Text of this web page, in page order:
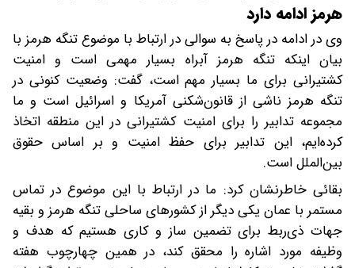
هرمز ادامه دارد
وی در ادامه در پاسخ به سوالی در ارتباط با موضوع تنگه هرمز با
بیان اینکه تنگه هرمز آبراه بسیار مهمی است و امنیت
کشتیرانی برای ما بسیار مهم است، گفت: وضعیت کنونی در
تنگه هرمز ناشی از قانون‌شکنی آمریکا و اسرائیل است و ما
مجموعه تدابیر را برای امنیت کشتیرانی در این منطقه اتخاذ
کرده‌ایم، این تدابیر برای حفظ امنیت و بر اساس حقوق
بین‌الملل است.
بقائی خاطرنشان کرد: ما در ارتباط با این موضوع در تماس
مستمر با عمان یکی دیگر از کشورهای ساحلی تنگه هرمز و بقیه
جهات ذی‌ربط برای تضمین ساز و کاری هستیم که هدف و
وظیفه مورد اشاره را محقق کند، در همین چهارچوب هفته